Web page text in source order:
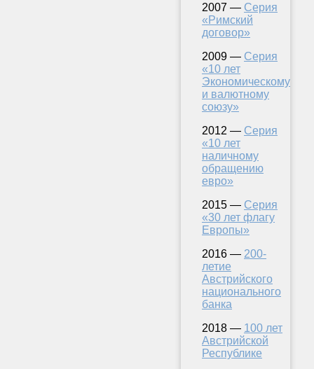
2007 — Серия
«Римский
договор»
2009 — Серия
«10 лет
Экономическому
и валютному
союзу»
2012 — Серия
«10 лет
наличному
обращению
евро»
2015 — Серия
«30 лет флагу
Европы»
2016 — 200-
летие
Австрийского
национального
банка
2018 — 100 лет
Австрийской
Республике